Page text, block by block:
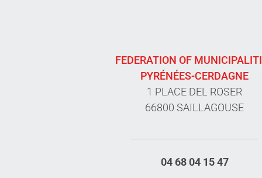
FEDERATION OF
PYRÉNÉES-CERDAGNE
1 PLACE DEL ROSER
66800 SAILLAGOUSE
04 68 04 15 47